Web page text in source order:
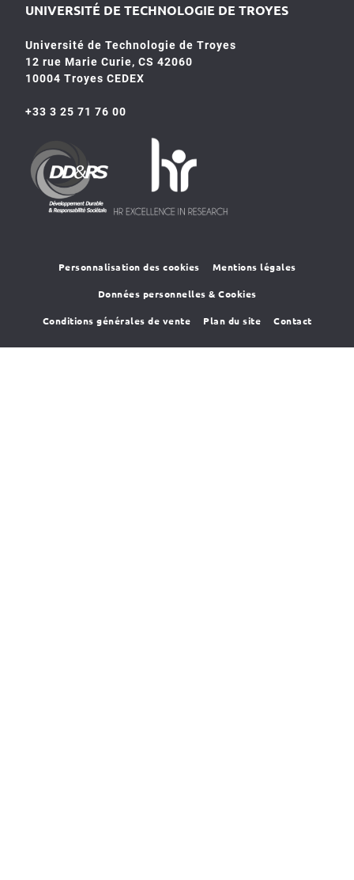
UNIVERSITÉ DE TECHNOLOGIE DE TROYES
Université de Technologie de Troyes
12 rue Marie Curie, CS 42060
10004 Troyes CEDEX
+33 3 25 71 76 00
Personnalisation des cookies Mentions légales
Données personnelles & Cookies
Conditions générales de vente Plan du site Contact